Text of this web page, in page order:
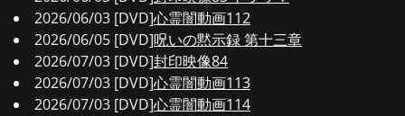
2026/06/03 [DVD]心霊闇動画112
2026/06/05 [DVD]呪いの黙示録 第十三章
2026/07/03 [DVD]封印映像84
2026/07/03 [DVD]心霊闇動画113
2026/07/03 [DVD]心霊闇動画114